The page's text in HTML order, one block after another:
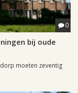
0
bij oude
moeten zeventig